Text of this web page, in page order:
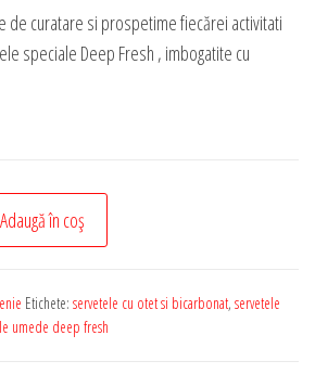
de curatare si prospetime fiecărei activitati
speciale Deep Fresh , imbogatite cu
Adaugă în coș
Etichete: servetele cu otet si bicarbonat, servetele
umede deep fresh